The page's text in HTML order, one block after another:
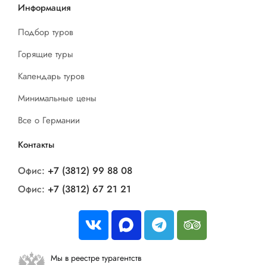
Информация
Подбор туров
Горящие туры
Календарь туров
Минимальные цены
Все о Германии
Контакты
Офис: +7 (3812) 99 88 08
Офис: +7 (3812) 67 21 21
Мы в реестре турагентств